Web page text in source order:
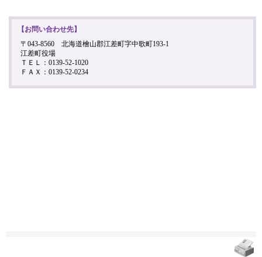
【お問い合わせ先】
〒043-8560 北海道檜山郡江差町字中歌町193-1
江差町役場
ＴＥＬ：0139-52-1020
ＦＡＸ：0139-52-0234